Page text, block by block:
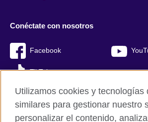
Conéctate con nosotros
Facebook
TikTok
Utilizamos cookies y tecnologías
similares para gestionar nuestro
personalizar el contenido,